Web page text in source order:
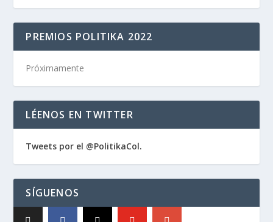
PREMIOS POLITIKA 2022
Próximamente
LÉENOS EN TWITTER
Tweets por el @PolitikaCol.
SÍGUENOS